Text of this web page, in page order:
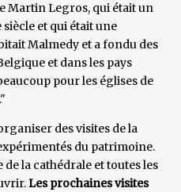
Martin Legros, qui était un
et qui était une
Malmedy et a fondu des
et dans les pays
pour les églises de
des visites de la
du patrimoine.
la cathédrale et toutes les
Les prochaines visites